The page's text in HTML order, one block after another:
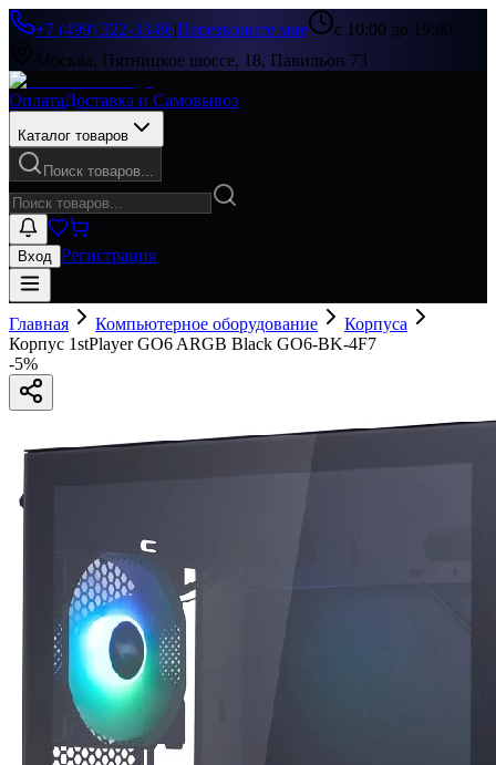
+7 (499) 322-33-86|Перезвоните мне
с 10:00 до 19:00
Москва, Пятницкое шоссе, 18, Павильон 73
ОплатаДоставка и Самовывоз
Каталог товаров
Поиск товаров...
Вход Регистрация
Главная Компьютерное оборудование
Корпуса
Корпус 1stPlayer GO6 ARGB Black GO6-BK-4F7
-5%